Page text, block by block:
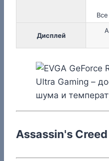
Дисплей
Assassin's